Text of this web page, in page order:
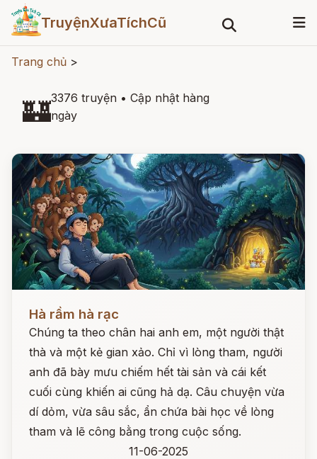
TruyệnXưaTíchCũ
Trang chủ >
🏰3376 truyện • Cập nhật hàng
ngày
Đọc ngay
Hà rầm hà rạc
Chúng ta theo chân hai anh em, một người thật
thà và một kẻ gian xảo. Chỉ vì lòng tham, người
anh đã bày mưu chiếm hết tài sản và cái kết
cuối cùng khiến ai cũng hả dạ. Câu chuyện vừa
dí dỏm, vừa sâu sắc, ẩn chứa bài học về lòng
tham và lẽ công bằng trong cuộc sống.
11-06-2025